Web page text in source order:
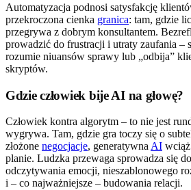
Automatyzacja podnosi satysfakcję
przekroczona cienka granica: tam, gdzie
przegrywa z dobrym konsultantem.
prowadzić do frustracji i utraty zaufania –
rozumie niuansów sprawy lub „odbija”
skryptów.
Gdzie człowiek bije AI na głowę?
Człowiek kontra algorytm – to nie jest
wygrywa. Tam, gdzie gra toczy się o
złożone negocjacje, generatywna AI
planie. Ludzka przewaga sprowadza się
odczytywania emocji, nieszablonowego
i – co najważniejsze – budowania relacji.